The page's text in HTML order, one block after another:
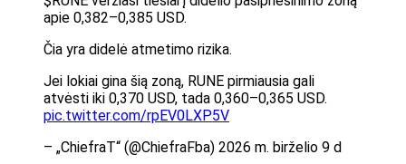
apie 0,382–0,385 USD.
Čia yra didelė atmetimo rizika.
Jei lokiai gina šią zoną, RUNE pirmiausia gali
atvėsti iki 0,370 USD, tada 0,360–0,365 USD.
pic.twitter.com/rpEV0LXP5V
– „ChiefraT“ (@ChiefraFba) 2026 m. birželio 9 d